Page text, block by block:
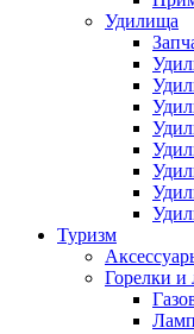
Удилища
Туризм
Горелки